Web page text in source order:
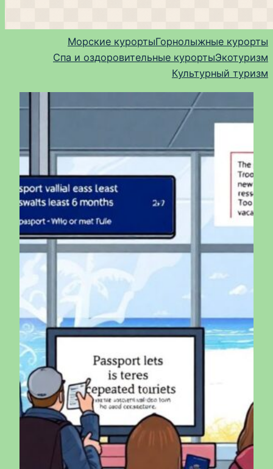
Морские курортыГорнолыжные курорты
Спа и оздоровительные курортыЭкотуризм
Культурный туризм